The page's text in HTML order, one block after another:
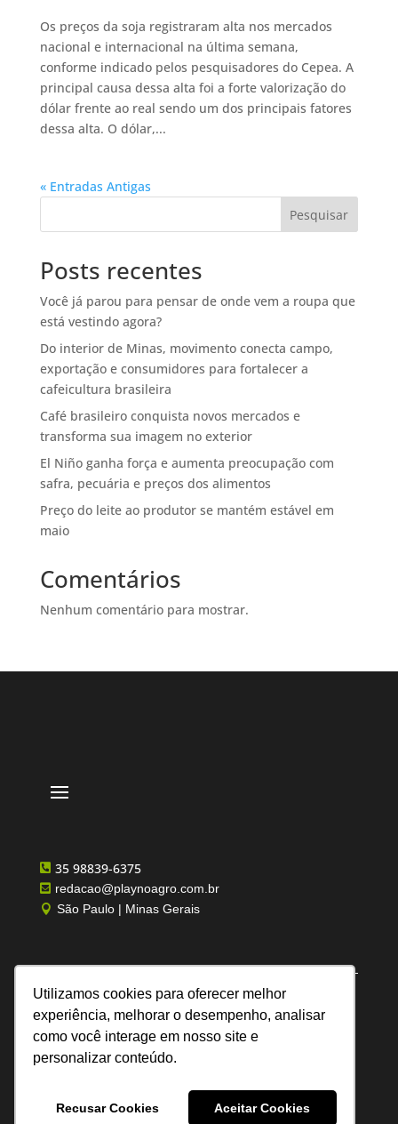
Utilizamos cookies para oferecer melhor
experiência, melhorar o desempenho, analisar
como você interage em nosso site e
personalizar conteúdo.
Recusar Cookies Aceitar Cookies
Os preços da soja registraram alta nos mercados
nacional e internacional na última semana,
conforme indicado pelos pesquisadores do Cepea. A
principal causa dessa alta foi a forte valorização do
dólar frente ao real sendo um dos principais fatores
dessa alta. O dólar,...
« Entradas Antigas
Pesquisar
Posts recentes
Você já parou para pensar de onde vem a roupa que
está vestindo agora?
Do interior de Minas, movimento conecta campo,
exportação e consumidores para fortalecer a
cafeicultura brasileira
Café brasileiro conquista novos mercados e
transforma sua imagem no exterior
El Niño ganha força e aumenta preocupação com
safra, pecuária e preços dos alimentos
Preço do leite ao produtor se mantém estável em
maio
Comentários
Nenhum comentário para mostrar.
 35 98839-6375
 redacao@playnoagro.com.br
 São Paulo | Minas Gerais
Todos os direitos reservados | Feito por UN